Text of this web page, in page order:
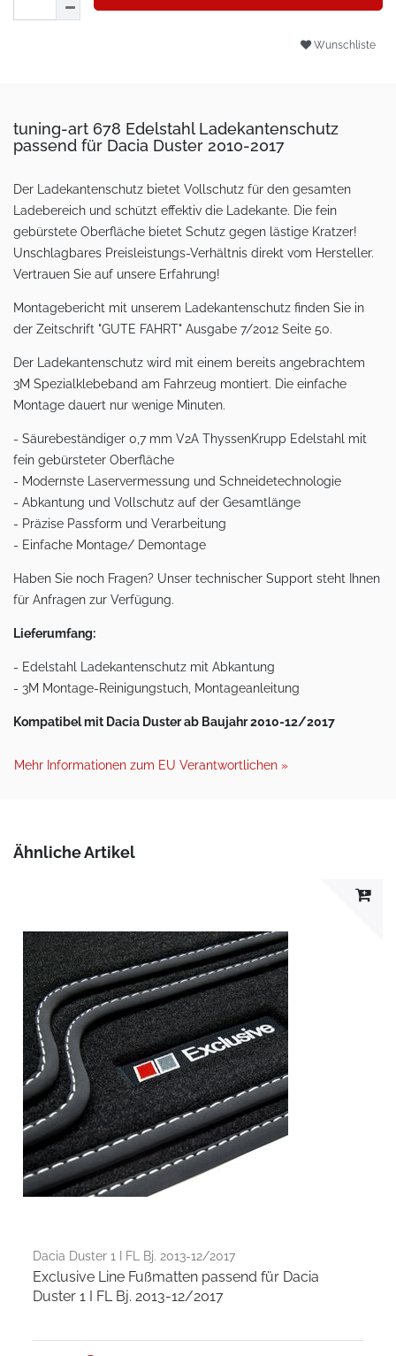
Wunschliste
tuning-art 678 Edelstahl Ladekantenschutz
passend für Dacia Duster 2010-2017
Der Ladekantenschutz bietet Vollschutz für den gesamten
Ladebereich und schützt effektiv die Ladekante. Die fein
gebürstete Oberfläche bietet Schutz gegen lästige Kratzer!
Unschlagbares Preisleistungs-Verhältnis direkt vom Hersteller.
Vertrauen Sie auf unsere Erfahrung!
Montagebericht mit unserem Ladekantenschutz finden Sie in
der Zeitschrift "GUTE FAHRT" Ausgabe 7/2012 Seite 50.
Der Ladekantenschutz wird mit einem bereits angebrachtem
3M Spezialklebeband am Fahrzeug montiert. Die einfache
Montage dauert nur wenige Minuten.
- Säurebeständiger 0,7 mm V2A ThyssenKrupp Edelstahl mit
fein gebürsteter Oberfläche
- Modernste Laservermessung und Schneidetechnologie
- Abkantung und Vollschutz auf der Gesamtlänge
- Präzise Passform und Verarbeitung
- Einfache Montage/ Demontage
Haben Sie noch Fragen? Unser technischer Support steht Ihnen
für Anfragen zur Verfügung.
Lieferumfang:
- Edelstahl Ladekantenschutz mit Abkantung
- 3M Montage-Reinigungstuch, Montageanleitung
Kompatibel mit Dacia Duster ab Baujahr 2010-12/2017
Mehr Informationen zum EU Verantwortlichen »
Ähnliche Artikel
Dacia Duster 1 I FL Bj. 2013-12/2017
Exclusive Line Fußmatten passend für Dacia
Duster 1 I FL Bj. 2013-12/2017